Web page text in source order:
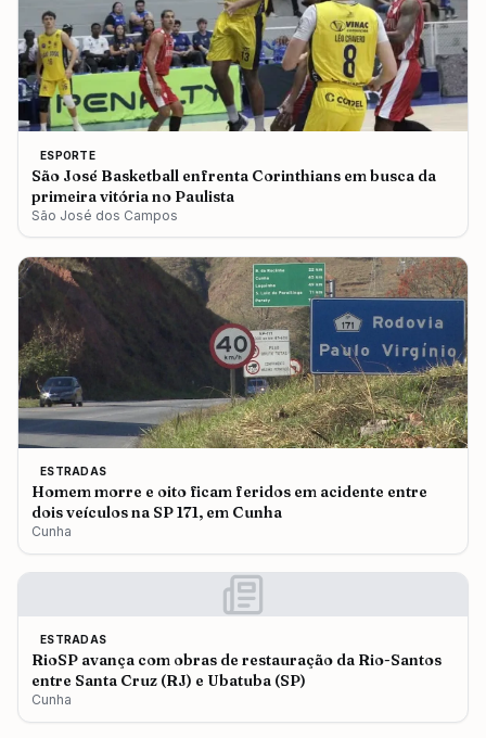
ESPORTE
São José Basketball enfrenta Corinthians em busca da
primeira vitória no Paulista
São José dos Campos
ESTRADAS
Homem morre e oito ficam feridos em acidente entre
dois veículos na SP 171, em Cunha
Cunha
ESTRADAS
RioSP avança com obras de restauração da Rio-Santos
entre Santa Cruz (RJ) e Ubatuba (SP)
Cunha